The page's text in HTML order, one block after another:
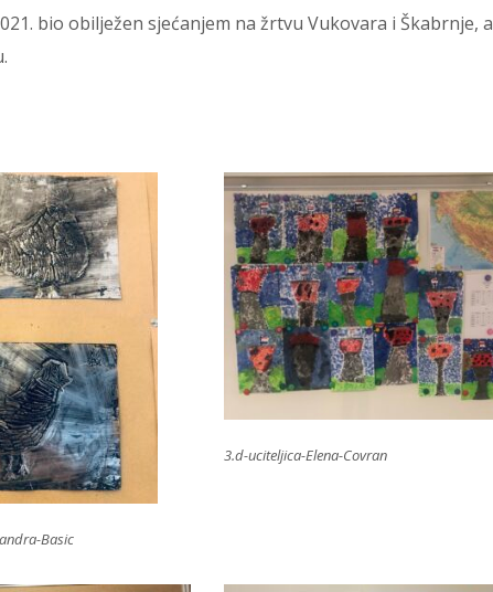
bio obilježen sjećanjem na žrtvu Vukovara i Škabrnje, a
Basic
3.d-uciteljica-Elena-Covran